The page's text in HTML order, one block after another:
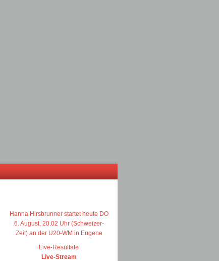
Hanna Hirsbrunner startet heute DO
6. August, 20.02 Uhr (Schweizer-
Zeit) an der U20-WM in Eugene
Live-Resultate
Live-Stream